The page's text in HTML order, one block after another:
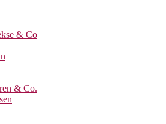
& Co
& Co.